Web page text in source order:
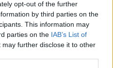
opt-out of the further
by third parties on the
This information may
parties on the IAB’s List of
may further disclose it to other
roku obec řešila problém s možným
při plánovaném zkušebním
Skoupý....